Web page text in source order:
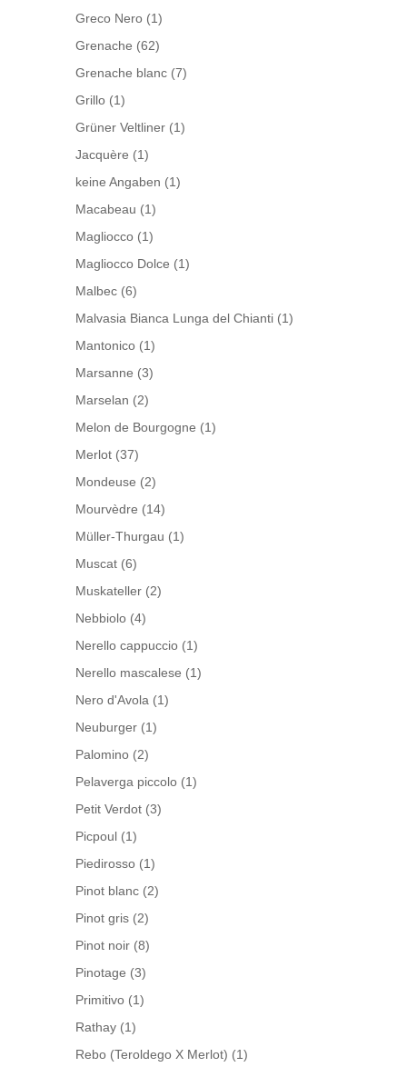
Greco Nero (1)
Grenache (62)
Grenache blanc (7)
Grillo (1)
Grüner Veltliner (1)
Jacquère (1)
keine Angaben (1)
Macabeau (1)
Magliocco (1)
Magliocco Dolce (1)
Malbec (6)
Malvasia Bianca Lunga del Chianti (1)
Mantonico (1)
Marsanne (3)
Marselan (2)
Melon de Bourgogne (1)
Merlot (37)
Mondeuse (2)
Mourvèdre (14)
Müller-Thurgau (1)
Muscat (6)
Muskateller (2)
Nebbiolo (4)
Nerello cappuccio (1)
Nerello mascalese (1)
Nero d'Avola (1)
Neuburger (1)
Palomino (2)
Pelaverga piccolo (1)
Petit Verdot (3)
Picpoul (1)
Piedirosso (1)
Pinot blanc (2)
Pinot gris (2)
Pinot noir (8)
Pinotage (3)
Primitivo (1)
Rathay (1)
Rebo (Teroldego X Merlot) (1)